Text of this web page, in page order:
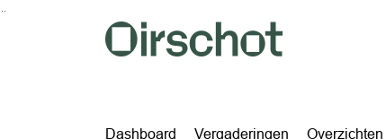
Ga naar de inhoud van deze pagina
Ga naar het zoeken
Ga naar het menu
Dashboard Vergaderingen Overzichten